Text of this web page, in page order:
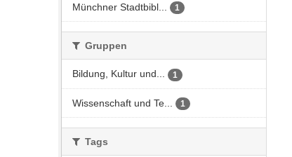
Münchner Stadtbibl... 1
Gruppen
Bildung, Kultur und... 1
Wissenschaft und Te... 1
Tags